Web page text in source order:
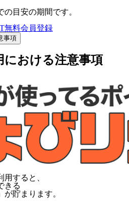
目安の期間です。
無料会員登録
事項
における注意事項
すると、
きる
が貯まります。